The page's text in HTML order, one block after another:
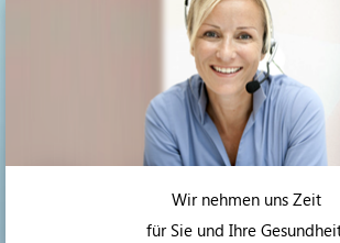
Wir nehmen uns Zeit
für Sie und Ihre